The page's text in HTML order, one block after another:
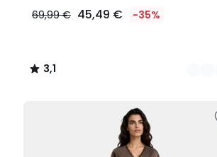
69,99 € 45,49 € -35%
3,1
/